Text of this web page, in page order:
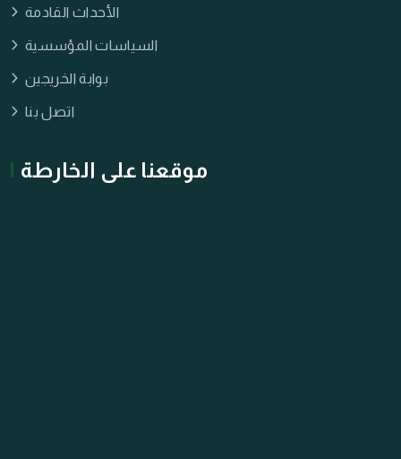
الأحداث القادمة
السياسات المؤسسية
بوابة الخريجين
اتصل بنا
موقعنا على الخارطة